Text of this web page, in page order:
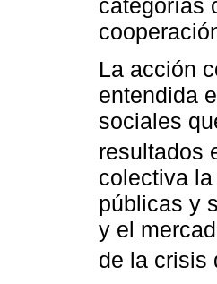
categorías
La acción
entendida
sociales
resultados
colectiva
públicas y
y el
de la crisis